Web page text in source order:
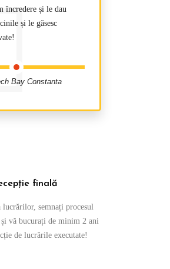
încredere și le dau
și le găsesc
Bay Constanta
finală
lucrărilor, semnați procesul
vă bucurați de minim 2 ani
de lucrările executate!